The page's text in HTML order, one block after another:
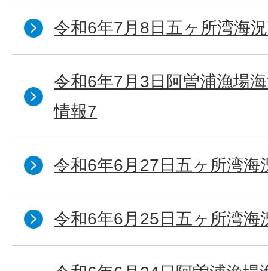
令和6年7月8日五ヶ所湾海
令和6年7月3日阿曽浦漁場
情報7
令和6年6月27日五ヶ所湾海
令和6年6月25日五ヶ所湾海